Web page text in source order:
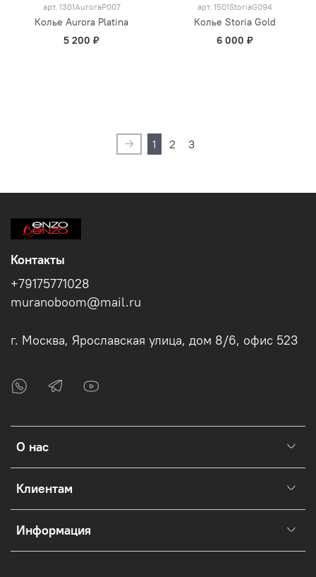
арт. 1301AuroraP007
Колье Aurora Platina
5 200 ₽
арт. 1501StoriaG094
Колье Storia Gold
6 000 ₽
1 2 3
О нас
Клиентам
Информация
Контакты
+79175771028
muranoboom@mail.ru
г. Москва, Ярославская улица, дом 8/6, офис 523